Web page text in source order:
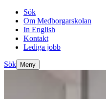
Sök
Om Medborgarskolan
In English
Kontakt
Lediga jobb
Sök Meny